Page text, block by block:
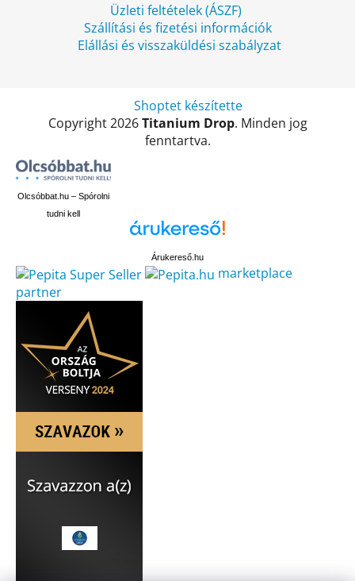
Üzleti feltételek (ÁSZF)
Szállítási és fizetési információk
Elállási és visszaküldési szabályzat
Shoptet készítette
Copyright 2026Titanium Drop. Minden jog
fenntartva.
Olcsóbbat.hu – Spórolni
tudni kell
Árukereső.hu
marketplace
partner